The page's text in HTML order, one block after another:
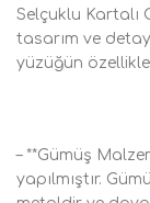
Selçuklu Kartalı
tasarım ve
yüzüğün
– **Gümüş
yapılmıştır.